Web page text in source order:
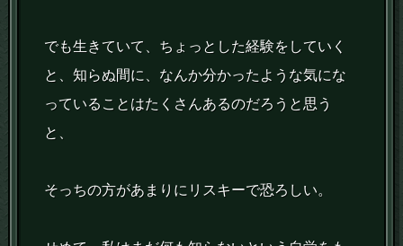
でも生きていて、ちょっとした経験をしていく
と、知らぬ間に、なんか分かったような気にな
っていることはたくさんあるのだろうと思う
と、
そっちの方があまりにリスキーで恐ろしい。